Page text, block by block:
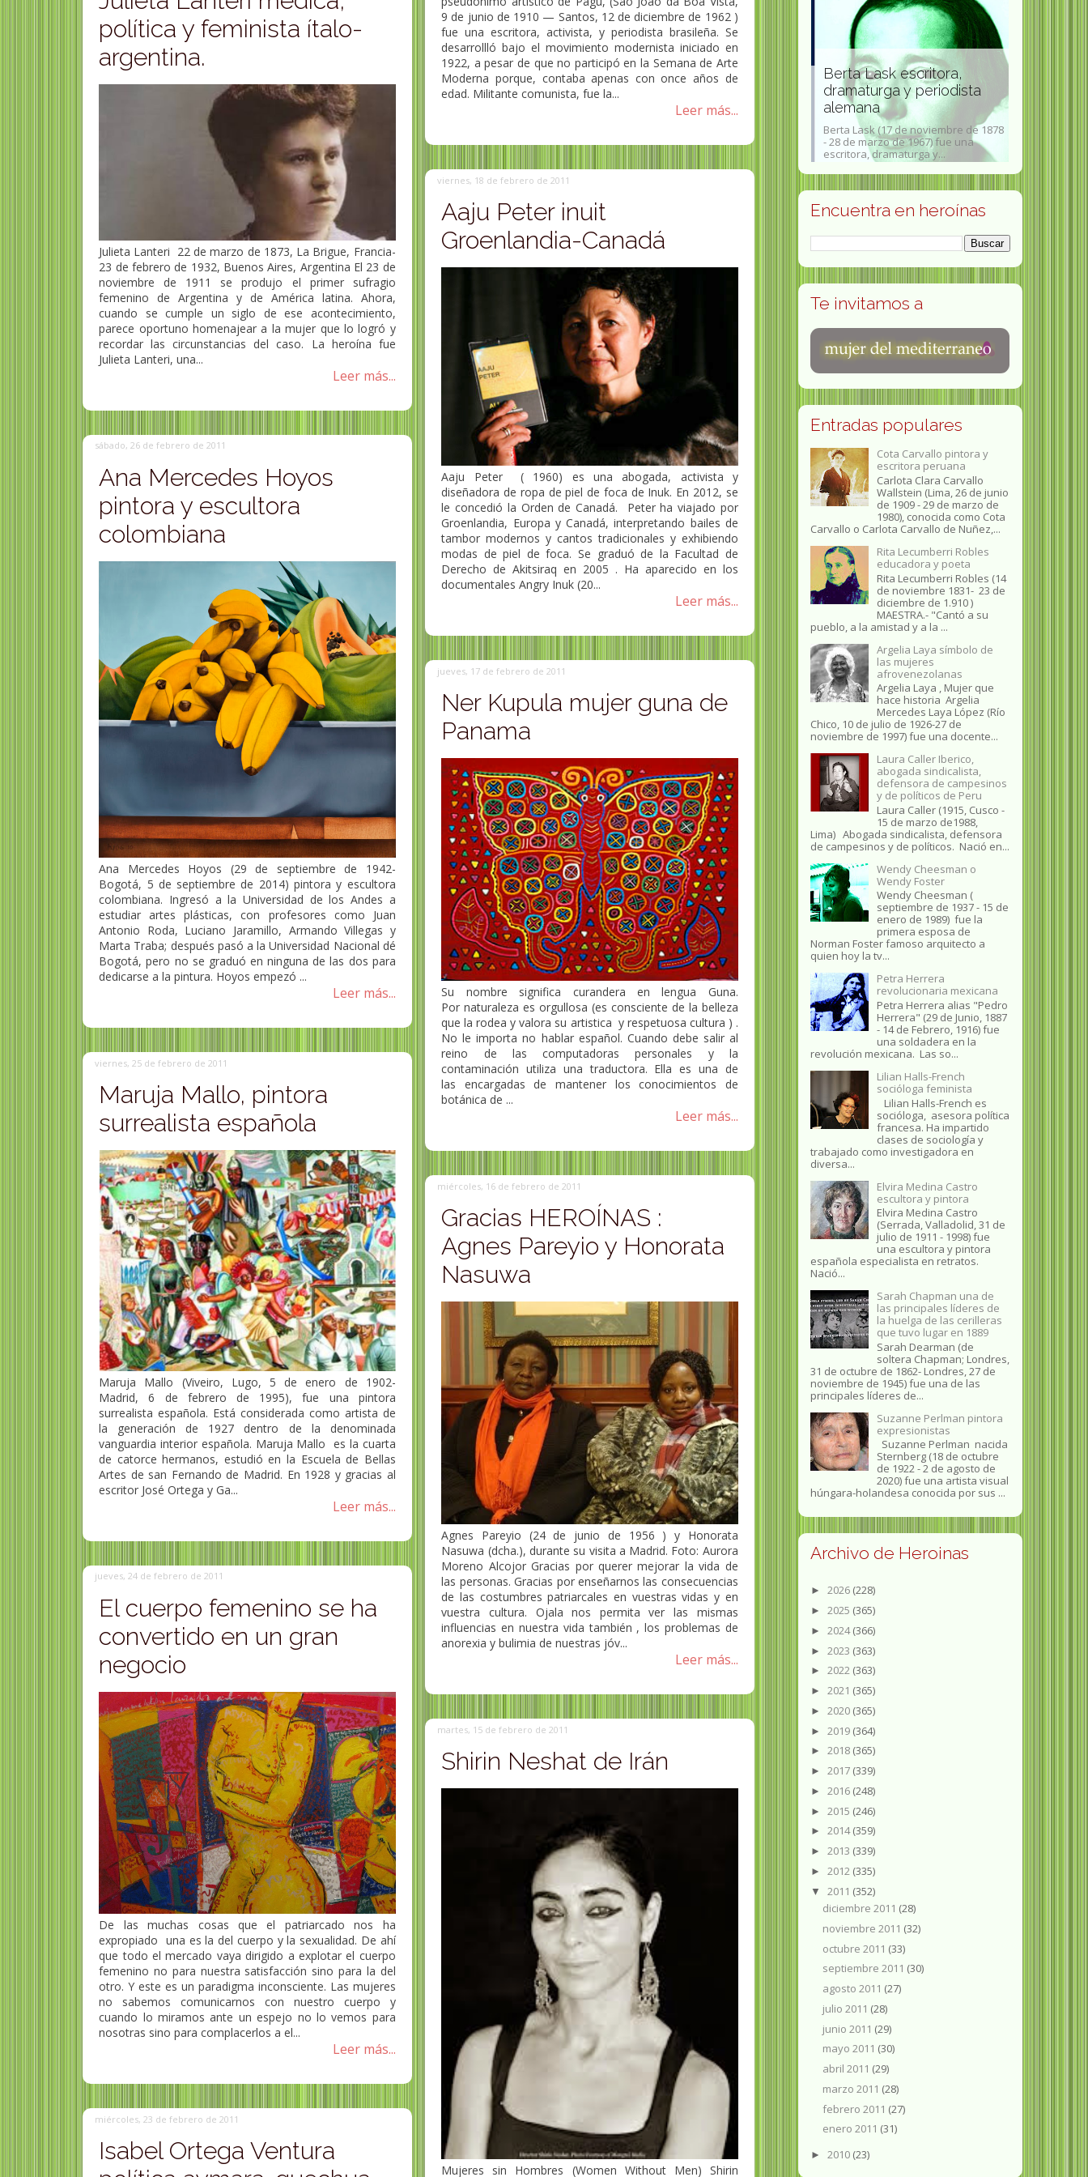
política y feminista ítalo-
argentina.
Julieta Lanteri 22 de marzo de 1873, La Brigue, Francia-
23 de febrero de 1932, Buenos Aires, Argentina El 23 de
noviembre de 1911 se produjo el primer sufragio
femenino de Argentina y de América latina. Ahora,
cuando se cumple un siglo de ese acontecimiento,
parece oportuno homenajear a la mujer que lo logró y
recordar las circunstancias del caso. La heroína fue
Julieta Lanteri, una...
Leer más...
sábado, 26 de febrero de 2011
Ana Mercedes Hoyos
pintora y escultora
colombiana
Ana Mercedes Hoyos (29 de septiembre de 1942-
Bogotá, 5 de septiembre de 2014) pintora y escultora
colombiana. Ingresó a la Universidad de los Andes a
estudiar artes plásticas, con profesores como Juan
Antonio Roda, Luciano Jaramillo, Armando Villegas y
Marta Traba; después pasó a la Universidad Nacional dé
Bogotá, pero no se graduó en ninguna de las dos para
dedicarse a la pintura. Hoyos empezó ...
Leer más...
viernes, 25 de febrero de 2011
Maruja Mallo, pintora
surrealista española
Maruja Mallo (Viveiro, Lugo, 5 de enero de 1902-
Madrid, 6 de febrero de 1995), fue una pintora
surrealista española.​ Está considerada como artista de
la generación de 1927 dentro de la denominada
vanguardia interior española. Maruja Mallo es la cuarta
de catorce hermanos, estudió en la Escuela de Bellas
Artes de san Fernando de Madrid. En 1928 y gracias al
escritor José Ortega y Ga...
Leer más...
jueves, 24 de febrero de 2011
El cuerpo femenino se ha
convertido en un gran
negocio
De las muchas cosas que el patriarcado nos ha
expropiado una es la del cuerpo y la sexualidad. De ahí
que todo el mercado vaya dirigido a explotar el cuerpo
femenino no para nuestra satisfacción sino para la del
otro. Y este es un paradigma inconsciente. Las mujeres
no sabemos comunicarnos con nuestro cuerpo y
cuando lo miramos ante un espejo no lo vemos para
nosotras sino para complacerlos a el...
Leer más...
miércoles, 23 de febrero de 2011
Isabel Ortega Ventura
9 de junio de 1910 — Santos, 12 de diciembre de 1962 )
fue una escritora, activista, y periodista brasileña. Se
desarrollló bajo el movimiento modernista iniciado en
1922, a pesar de que no participó en la Semana de Arte
Moderna porque, contaba apenas con once años de
edad. Militante comunista, fue la...
Leer más...
viernes, 18 de febrero de 2011
Aaju Peter inuit
Groenlandia-Canadá
Aaju Peter ( 1960) es una abogada, activista y
diseñadora de ropa de piel de foca de Inuk. En 2012, se
le concedió la Orden de Canadá. Peter ha viajado por
Groenlandia, Europa y Canadá, interpretando bailes de
tambor modernos y cantos tradicionales y exhibiendo
modas de piel de foca. Se graduó de la Facultad de
Derecho de Akitsiraq en 2005 . Ha aparecido en los
documentales Angry Inuk (20...
Leer más...
jueves, 17 de febrero de 2011
Ner Kupula mujer guna de
Panama
Su nombre significa curandera en lengua Guna.
Por naturaleza es orgullosa (es consciente de la belleza
que la rodea y valora su artistica y respetuosa cultura ) .
No le importa no hablar español. Cuando debe salir al
reino de las computadoras personales y la
contaminación utiliza una traductora. Ella es una de
las encargadas de mantener los conocimientos de
botánica de ...
Leer más...
miércoles, 16 de febrero de 2011
Gracias HEROÍNAS :
Agnes Pareyio y Honorata
Nasuwa
Agnes Pareyio (24 de junio de 1956 ) y Honorata
Nasuwa (dcha.), durante su visita a Madrid. Foto: Aurora
Moreno Alcojor Gracias por querer mejorar la vida de
las personas. Gracias por enseñarnos las consecuencias
de las costumbres patriarcales en vuestras vidas y en
vuestra cultura. Ojala nos permita ver las mismas
influencias en nuestra vida también , los problemas de
anorexia y bulimia de nuestras jóv...
Leer más...
martes, 15 de febrero de 2011
Shirin Neshat de Irán
Mujeres sin Hombres (Women Without Men) Shirin
Eva Giberti psicóloga,
psicoanalista, asistente
social, y profesora
mayo de 1929-Buenos Aires-14 de
sufragista alemana
de 1877 en Berlín, - 15 de noviembre
Berta Lask escritora,
dramaturga y periodista
alemana
Berta Lask (17 de noviembre de 1878
- 28 de marzo de 1967) fue una
escritora, dramaturga y...
Encuentra en heroínas
Te invitamos a
Entradas populares
Cota Carvallo pintora y
escritora peruana
Carlota Clara Carvallo
Wallstein (Lima, 26 de junio
de 1909 - 29 de marzo de
1980), conocida como Cota
Carvallo o Carlota Carvallo de Nuñez,...
Rita Lecumberri Robles
educadora y poeta
Rita Lecumberri Robles (14
de noviembre 1831- 23 de
diciembre de 1.910 )
MAESTRA.- "Cantó a su
pueblo, a la amistad y a la ...
Argelia Laya símbolo de
las mujeres
afrovenezolanas
Argelia Laya , Mujer que
hace historia Argelia
Mercedes Laya López (Río
Chico, 10 de julio de 1926-27 de
noviembre de 1997) fue una docente...
Laura Caller Iberico,
abogada sindicalista,
defensora de campesinos
y de políticos de Peru
Laura Caller (1915, Cusco -
15 de marzo de1988,
Lima) Abogada sindicalista, defensora
de campesinos y de políticos. Nació en...
Wendy Cheesman o
Wendy Foster
Wendy Cheesman (
septiembre de 1937 - 15 de
enero de 1989) fue la
primera esposa de
Norman Foster famoso arquitecto a
quien hoy la tv...
Petra Herrera
revolucionaria mexicana
Petra Herrera alias "Pedro
Herrera" (29 de Junio, 1887
- 14 de Febrero, 1916) fue
una soldadera en la
revolución mexicana. Las so...
Lilian Halls-French
socióloga feminista
Lilian Halls-French es
socióloga, asesora política
francesa. Ha impartido
clases de sociología y
trabajado como investigadora en
diversa...
Elvira Medina Castro
escultora y pintora
Elvira Medina Castro
(Serrada, Valladolid, 31 de
julio de 1911 - 1998) fue
una escultora y pintora
española especialista en retratos.
Nació...
Sarah Chapman una de
las principales líderes de
la huelga de las cerilleras
que tuvo lugar en 1889
Sarah Dearman (de
soltera Chapman; Londres,
31 de octubre de 1862​- Londres, 27 de
noviembre de 1945)​ fue una de las
principales líderes de...
Suzanne Perlman pintora
expresionistas
Suzanne Perlman nacida
Sternberg (18 de octubre
de 1922 - 2 de agosto de
2020) fue una artista visual
húngara-holandesa conocida por sus ...
Archivo de Heroinas
► 2026 (228)
► 2025 (365)
► 2024(366)
► 2023 (363)
► 2022 (363)
► 2021 (365)
► 2020 (365)
► 2019 (364)
► 2018 (365)
► 2017 (339)
► 2016 (248)
► 2015 (246)
► 2014(359)
► 2013 (339)
► 2012 (335)
▼ 2011 (352)
diciembre 2011 (28)
noviembre 2011 (32)
octubre 2011 (33)
septiembre 2011 (30)
agosto 2011 (27)
julio 2011 (28)
junio 2011 (29)
mayo 2011 (30)
abril 2011 (29)
marzo 2011 (28)
febrero 2011 (27)
enero 2011 (31)
► 2010 (23)